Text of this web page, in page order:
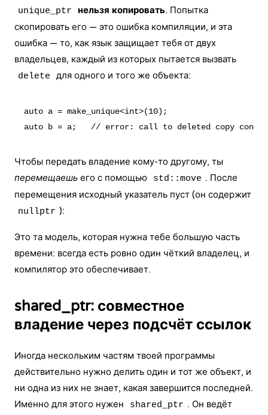
unique_ptr нельзя копировать. Попытка
скопировать его — это ошибка компиляции, и эта
ошибка — то, как язык защищает тебя от двух
владельцев, каждый из которых пытается вызвать
delete для одного и того же объекта:
auto a = make_unique<int>(10);
Чтобы передать владение кому-то другому, ты
перемещаешь его с помощью std::move . После
перемещения исходный указатель пуст (он содержит
nullptr ):
Это та модель, которая нужна тебе большую часть
времени: всегда есть ровно один чёткий владелец, и
компилятор это обеспечивает.
shared_ptr: совместное
владение через подсчёт ссылок
Иногда нескольким частям твоей программы
действительно нужно делить один и тот же объект, и
ни одна из них не знает, какая завершится последней.
Именно для этого нужен
shared_ptr . Он ведёт